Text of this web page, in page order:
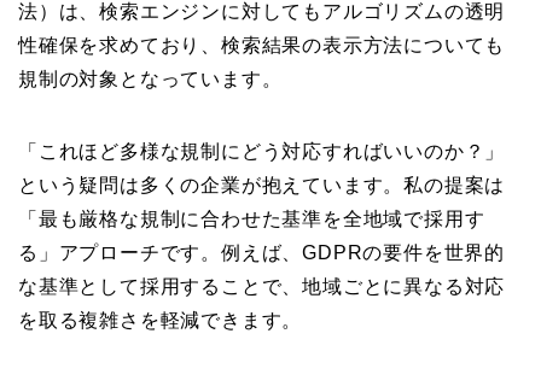
法）は、検索エンジンに対してもアルゴリズムの透明
性確保を求めており、検索結果の表示方法についても
規制の対象となっています。
「これほど多様な規制にどう対応すればいいのか？」
という疑問は多くの企業が抱えています。私の提案は
「最も厳格な規制に合わせた基準を全地域で採用す
る」アプローチです。例えば、GDPRの要件を世界的
な基準として採用することで、地域ごとに異なる対応
を取る複雑さを軽減できます。